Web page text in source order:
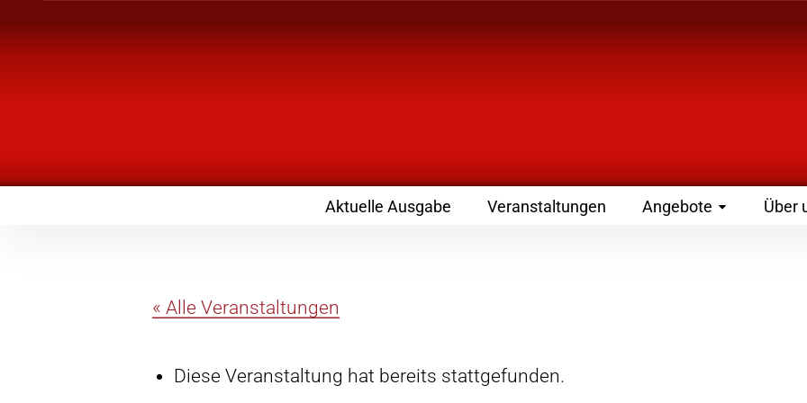
Landknirpse – Die Zeitschrift für Leute
Aktuelle Ausgabe Veranstaltungen Angebote Über
« Alle Veranstaltungen
Diese Veranstaltung hat bereits stattgefunden.